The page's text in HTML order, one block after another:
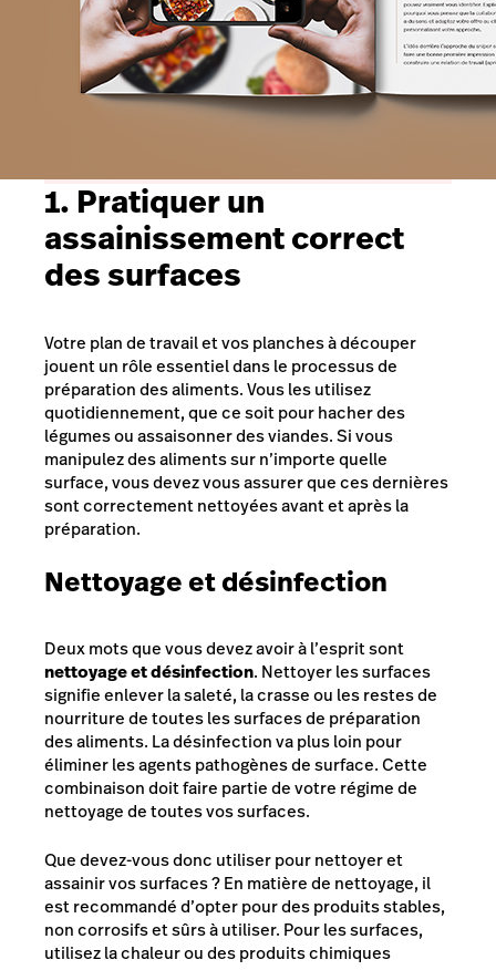
1. Pratiquer un
assainissement correct
des surfaces
Votre plan de travail et vos planches à découper
jouent un rôle essentiel dans le processus de
préparation des aliments. Vous les utilisez
quotidiennement, que ce soit pour hacher des
légumes ou assaisonner des viandes. Si vous
manipulez des aliments sur n’importe quelle
surface, vous devez vous assurer que ces dernières
sont correctement nettoyées avant et après la
préparation.
Nettoyage et désinfection
Deux mots que vous devez avoir à l’esprit sont
nettoyage et désinfection. Nettoyer les surfaces
signifie enlever la saleté, la crasse ou les restes de
nourriture de toutes les surfaces de préparation
des aliments. La désinfection va plus loin pour
éliminer les agents pathogènes de surface. Cette
combinaison doit faire partie de votre régime de
nettoyage de toutes vos surfaces.
Que devez-vous donc utiliser pour nettoyer et
assainir vos surfaces ? En matière de nettoyage, il
est recommandé d’opter pour des produits stables,
non corrosifs et sûrs à utiliser. Pour les surfaces,
utilisez la chaleur ou des produits chimiques